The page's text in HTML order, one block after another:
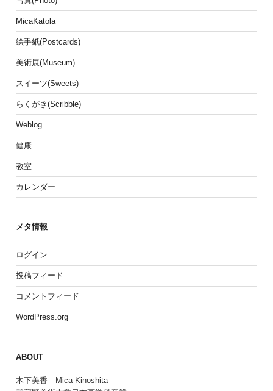
MicaKatola
絵手紙(Postcards)
美術展(Museum)
スイーツ(Sweets)
らくがき(Scribble)
Weblog
健康
教室
カレンダー
メタ情報
ログイン
投稿フィード
コメントフィード
WordPress.org
ABOUT
木下美香 Mica Kinoshita